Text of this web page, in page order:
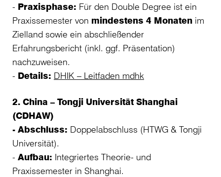
- Praxisphase: Für den Double Degree ist ein
Praxissemester von mindestens 4 Monaten im
Zielland sowie ein abschließender
Erfahrungsbericht (inkl. ggf. Präsentation)
nachzuweisen.
- Details: DHIK – Leitfaden mdhk
2. China – Tongji Universität Shanghai
(CDHAW)
- Abschluss: Doppelabschluss (HTWG & Tongji
Universität).
- Aufbau: Integriertes Theorie- und
Praxissemester in Shanghai.